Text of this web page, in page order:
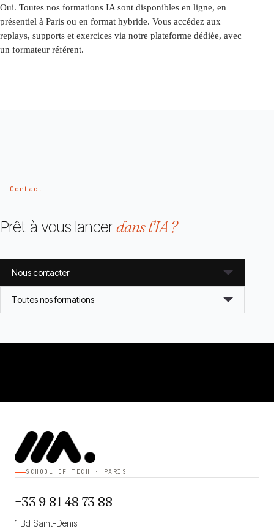
Oui. Toutes nos formations IA sont disponibles en ligne, en
présentiel à Paris ou en format hybride. Vous accédez aux
replays, supports et exercices via notre plateforme dédiée, avec
un formateur référent.
— Contact
Prêt à vous lancerdans l'IA ?
Nous contacter
Toutes nos formations
SCHOOL OF TECH · PARIS
+33 9 81 48 73 88
1 Bd Saint-Denis